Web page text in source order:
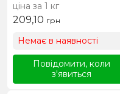
ціна за 1 кг
209,10 грн
Немає в наявності
Повідомити, коли
з'явиться